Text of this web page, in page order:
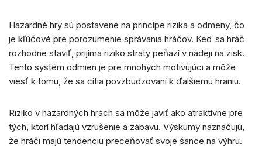
Hazardné hry sú postavené na princípe rizika a odmeny, čo
je kľúčové pre porozumenie správania hráčov. Keď sa hráč
rozhodne staviť, prijíma riziko straty peňazí v nádeji na zisk.
Tento systém odmien je pre mnohých motivujúci a môže
viesť k tomu, že sa cítia povzbudzovaní k ďalšiemu hraniu.
Riziko v hazardných hrách sa môže javiť ako atraktívne pre
tých, ktorí hľadajú vzrušenie a zábavu. Výskumy naznačujú,
že hráči majú tendenciu preceňovať svoje šance na výhru.